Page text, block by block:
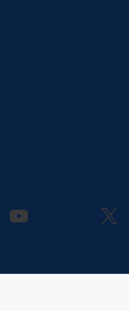
youtube X